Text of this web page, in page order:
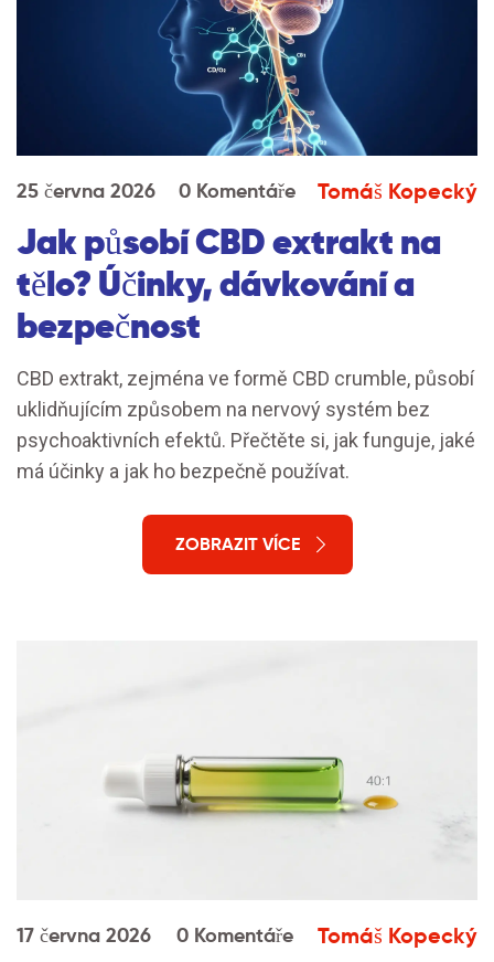
25 června 2026 0 Komentáře Tomáš Kopecký
Jak působí CBD extrakt na
tělo? Účinky, dávkování a
bezpečnost
CBD extrakt, zejména ve formě CBD crumble, působí
uklidňujícím způsobem na nervový systém bez
psychoaktivních efektů. Přečtěte si, jak funguje, jaké
má účinky a jak ho bezpečně používat.
ZOBRAZIT VÍCE
17 června 2026 0 Komentáře Tomáš Kopecký